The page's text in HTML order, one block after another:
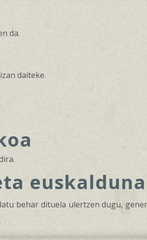
da.
daiteke.
euskalduna
behar dituela ulertzen dugu,